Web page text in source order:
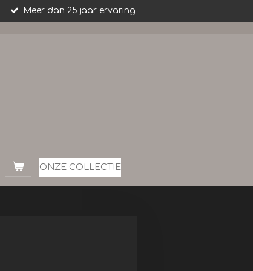
Meer dan 25 jaar ervaring
ONZE COLLECTIE